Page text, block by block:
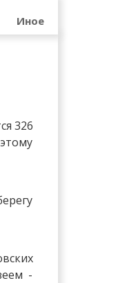
Иное
326
-